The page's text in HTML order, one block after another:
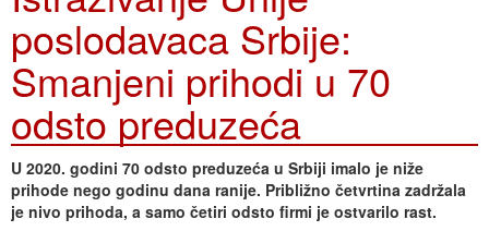
poslodavaca Srbije:
Smanjeni prihodi u 70
odsto preduzeća
U 2020. godini 70 odsto preduzeća u Srbiji imalo je niže
prihode nego godinu dana ranije. Približno četvrtina zadržala
je nivo prihoda, a samo četiri odsto firmi je ostvarilo rast.